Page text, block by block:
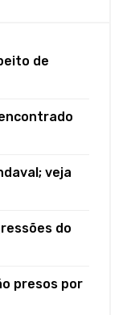
de
veja
do
presos por